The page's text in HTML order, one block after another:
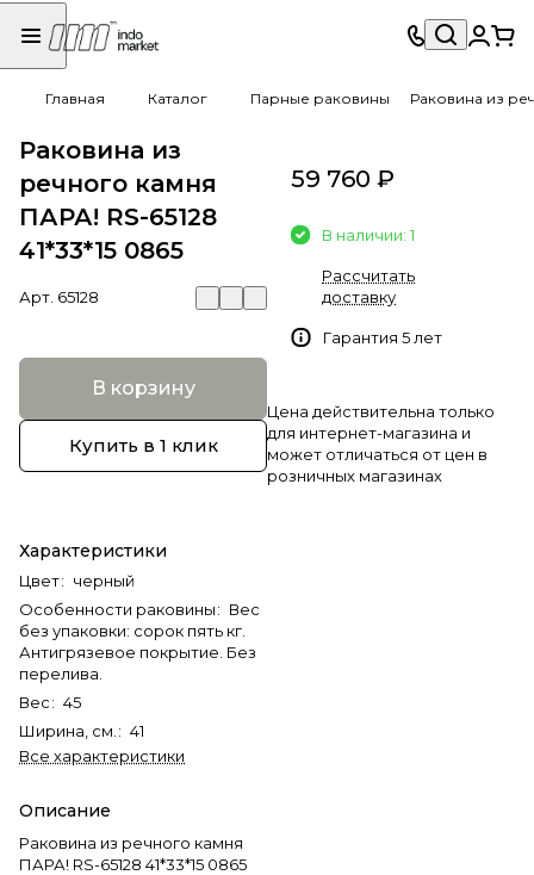
Главная Каталог Парные раковины Раковина из
Раковина из
речного камня
ПАРА! RS-65128
41*33*15 0865
Арт. 65128
В корзину
Купить в 1 клик
Характеристики
Цвет: черный
Особенности раковины: Вес
без упаковки: сорок пять кг.
Антигрязевое покрытие. Без
перелива.
Вес: 45
Ширина, см. : 41
Все характеристики
Описание
Раковина из речного камня
ПАРА! RS-65128 41*33*15 0865
59 760 ₽
В наличии: 1
Рассчитать
доставку
Гарантия 5 лет
Цена действительна только
для интернет-магазина и
может отличаться от цен в
розничных магазинах